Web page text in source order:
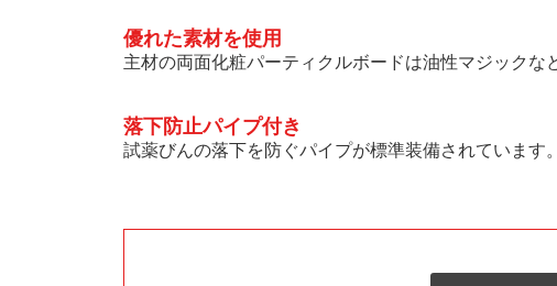
優れた素材を使用
主材の両面化粧パーティクルボードは油性マジック
落下防止パイプ付き
試薬びんの落下を防ぐパイプが標準装備されています。